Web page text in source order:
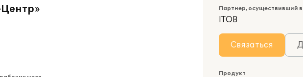
Партнер, осуществивший
ITOB
Связаться
Продукт